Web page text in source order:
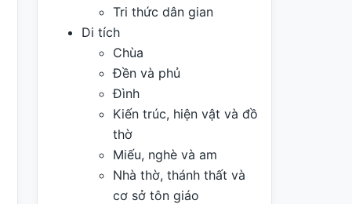
Tri thức dân gian
Di tích
Chùa
Đền và phủ
Đình
Kiến trúc, hiện vật và đồ
thờ
Miếu, nghè và am
Nhà thờ, thánh thất và
cơ sở tôn giáo